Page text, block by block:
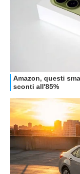
GUIDE ALL'ACQUISTO